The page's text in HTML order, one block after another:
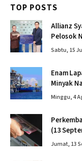
TOP POSTS
Allianz
Pelosok
Sabtu, 15
Enam
Minyak
Minggu, 4
(13
Jumat, 13